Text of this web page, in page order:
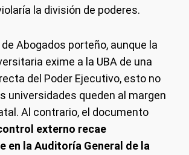
la división de poderes.
Abogados porteño, aunque la
exime a la UBA de una
del Poder Ejecutivo, esto no
universidades queden al margen
Al contrario, el documento
externo recae
en la Auditoría General de la